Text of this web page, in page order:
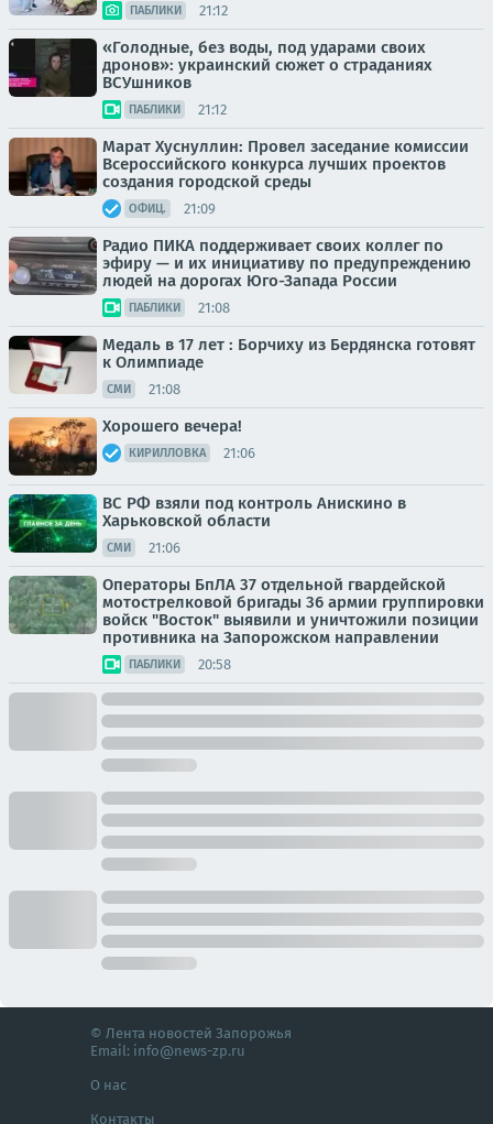
ПАБЛИКИ 21:12
«Голодные, без воды, под ударами своих
дронов»: украинский сюжет о страданиях
ВСУшников
ПАБЛИКИ 21:12
Марат Хуснуллин: Провел заседание комиссии
Всероссийского конкурса лучших проектов
создания городской среды
ОФИЦ. 21:09
Радио ПИКА поддерживает своих коллег по
эфиру — и их инициативу по предупреждению
людей на дорогах Юго-Запада России
ПАБЛИКИ 21:08
Медаль в 17 лет : Борчиху из Бердянска готовят
к Олимпиаде
СМИ 21:08
Хорошего вечера!
КИРИЛЛОВКА 21:06
ВС РФ взяли под контроль Анискино в
Харьковской области
СМИ 21:06
Операторы БпЛА 37 отдельной гвардейской
мотострелковой бригады 36 армии группировки
войск "Восток" выявили и уничтожили позиции
противника на Запорожском направлении
ПАБЛИКИ 20:58
© Лента новостей Запорожья
Email: info@news-zp.ru
О нас
Контакты